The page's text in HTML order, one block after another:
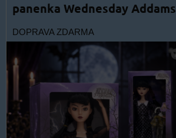
panenka Wednesday Addams
DOPRAVA ZDARMA